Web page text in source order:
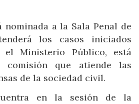
nominada a la Sala Penal de
los casos iniciados
el Ministerio Público, está
comisión que atiende las
de la sociedad civil.
en la sesión de la